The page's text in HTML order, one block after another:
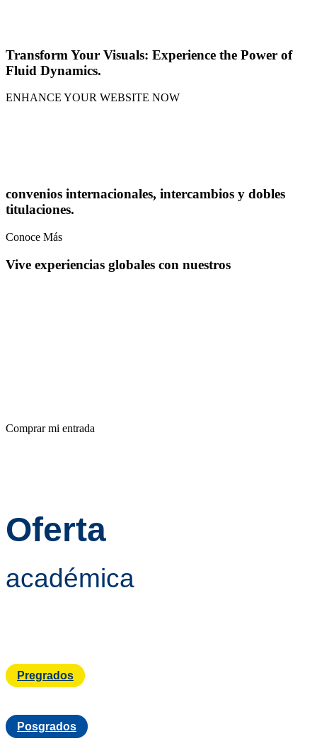
Transform Your Visuals: Experience the Power of
Fluid Dynamics.
ENHANCE YOUR WEBSITE NOW
convenios internacionales, intercambios y dobles
titulaciones.
Conoce Más
Vive experiencias globales con nuestros
Comprar mi entrada
Oferta
académica
Pregrados
Posgrados